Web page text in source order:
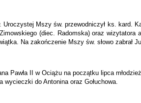
Mszy św. przewodniczył ks. kard.
(diec. Radomska) oraz wi­zytatora
Na zakończenie Mszy św. słowo zabrał
Pawła II w Ociążu na początku lipca
do Antonina oraz Gołuchowa.